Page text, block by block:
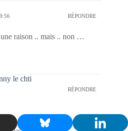
RÉPONDRE
raison .. mais .. non …
le chti
RÉPONDRE